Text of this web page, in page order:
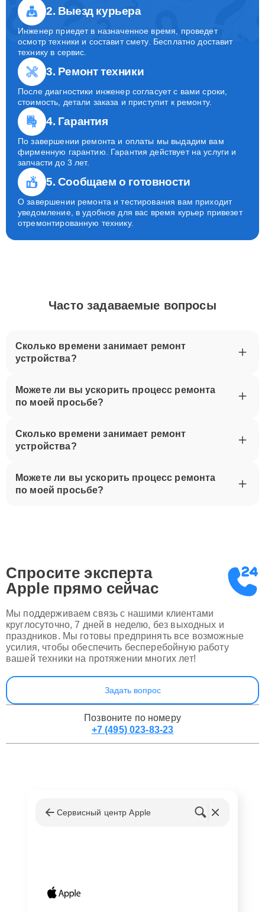
2. Выезд курьера
Инженер приедет в назначенное время, проведет
осмотр техники и составит смету. Бесплатно доставит
технику в сервис.
3. Ремонт техники
После диагностики инженер согласует с вами сроки,
стоимость, детали заказа и приступит к ремонту.
4. Гарантия
По завершении ремонта и оплаты мы выдадим вам
фирменную гарантию. Гарантия действует на услуги и
запчасти до 3 лет.
5. Сообщаем о готовности
О завершении ремонта и тестирования вам приходит
уведомление, в удобное для вас время курьер привезет
отремонтированную технику.
Часто задаваемые вопросы
Сколько времени занимает ремонт
устройства?
Можете ли вы ускорить процесс ремонта
по моей просьбе?
Сколько времени занимает ремонт
устройства?
Можете ли вы ускорить процесс ремонта
по моей просьбе?
Спросите эксперта
Apple прямо сейчас
Мы поддерживаем связь с нашими клиентами
круглосуточно, 7 дней в неделю, без выходных и
праздников. Мы готовы предпринять все возможные
усилия, чтобы обеспечить бесперебойную работу
вашей техники на протяжении многих лет!
Задать вопрос
Позвоните по номеру
+7 (495) 023-83-23
Сервисный центр Apple